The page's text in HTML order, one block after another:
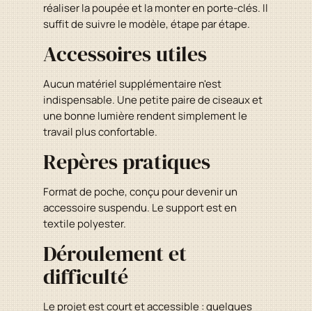
réaliser la poupée et la monter en porte-clés. Il
suffit de suivre le modèle, étape par étape.
Accessoires utiles
Aucun matériel supplémentaire n'est
indispensable. Une petite paire de ciseaux et
une bonne lumière rendent simplement le
travail plus confortable.
Repères pratiques
Format de poche, conçu pour devenir un
accessoire suspendu. Le support est en
textile polyester.
Déroulement et
difficulté
Le projet est court et accessible : quelques